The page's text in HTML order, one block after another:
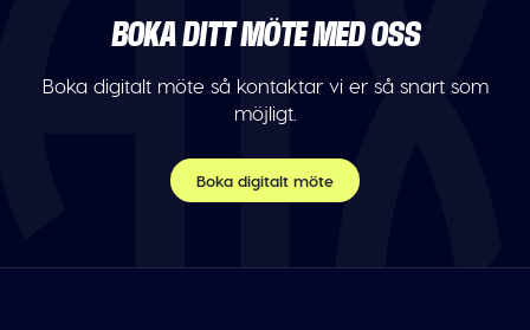
BOKA DITT MÖTE MED OSS
Boka digitalt möte så kontaktar vi er så snart som
möjligt.
Boka digitalt möte